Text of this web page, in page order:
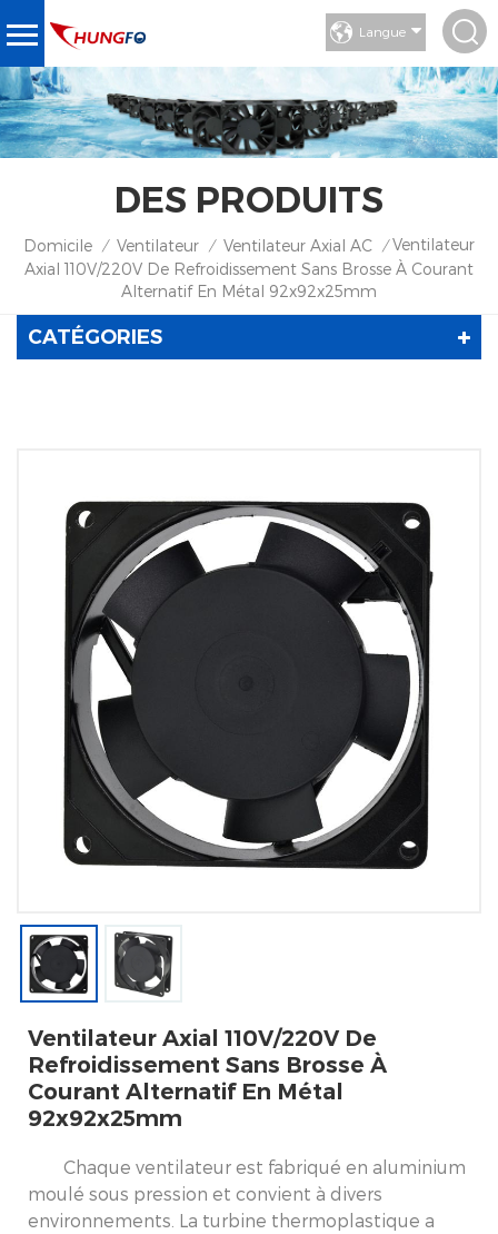
Langue
DES PRODUITS
Domicile / Ventilateur / Ventilateur Axial AC / Ventilateur
Axial 110V/220V De Refroidissement Sans Brosse À Courant
Alternatif En Métal 92x92x25mm
CATÉGORIES
Ventilateur Axial 110V/220V De
Refroidissement Sans Brosse À
Courant Alternatif En Métal
92x92x25mm
Chaque ventilateur est fabriqué en aluminium
moulé sous pression et convient à divers
environnements. La turbine thermoplastique a